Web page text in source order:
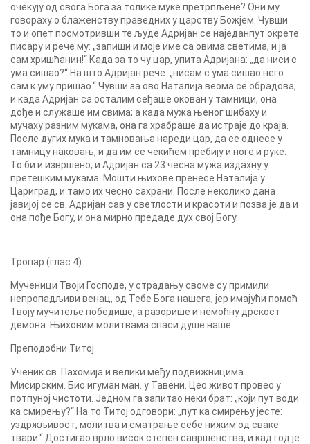
очекују од свога Бога за толике муке претрпљене? Они му
говораху о блаженству праведних у царству Божјем. Чувши
то и опет посмотривши те људе Адријан се наједанпут окрете
писару и рече му: „запиши и моје име са овима светима, и ја
сам хришћанин!“ Када за то чу цар, упита Адријана: „да ниси с
ума сишао?“ На што Адријан рече: „нисам с ума сишао него
сам к уму пришао.“ Чувши за ово Наталија веома се обрадова,
и када Адријан са осталим сеђаше окован у тамници, она
дође и служаше им свима; а када мужа њеног шибаху и
мучаху разним мукама, она га храбраше да истраје до краја.
После дугих мука и тамновања нареди цар, да се однесе у
тамницу наковањ, и да им се чекићем пребију и ноге и руке.
То би и извршено, и Адријан са 23 чесна мужа издахну у
претешким мукама. Мошти њихове пренесе Наталија у
Цариград, и тамо их чесно сахрани. После неколико дана
јавијој се св. Адријан сав у светлости и красоти и позва је да и
она пође Богу, и она мирно предаде дух свој Богу.
Тропар (глас 4):
Мученици Твоји Господе, у страдању своме су примили
непропадљиви венац, од Тебе Бога нашега, јер имајући помоћ
Твоју мучитеље победише, а разорише и немоћну дрскост
демона: Њиховим молитвама спаси душе наше.
Преподобни Титој
Ученик св. Пахомија и велики међу подвижницима
Мисирским. Био игуман ман. у Тавени. Цео живот провео у
потпуној чистоти. Једном га запитао неки брат: „који пут води
ка смирењу?“ На то Титој одговори: „пут ка смирењу јесте:
уздржљивост, молитва и сматрање себе нижим од сваке
твари.“ Достигао врло висок степен савршенства, и кад год је